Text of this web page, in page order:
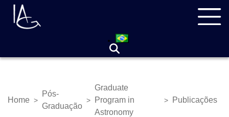
Skip
Breadcrumb
Home >
Pós-
Graduação
>
Graduate
Program in
Astronomy
> Publicações